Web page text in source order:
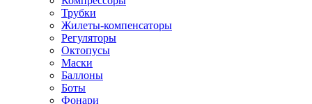
Трубки
Жилеты-компенсаторы
Регуляторы
Октопусы
Маски
Баллоны
Боты
Фонари